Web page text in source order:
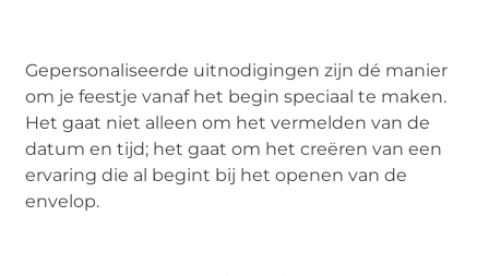
Gepersonaliseerde uitnodigingen zijn dé manier
om je feestje vanaf het begin speciaal te maken.
Het gaat niet alleen om het vermelden van de
datum en tijd; het gaat om het creëren van een
ervaring die al begint bij het openen van de
envelop.